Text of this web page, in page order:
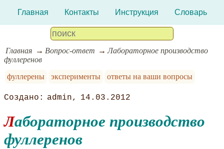
Главная Контакты Инструкция Словарь
Главная Вопрос-ответ
Лабораторное производство
фуллеренов
фуллерены
эксперименты ответы на ваши вопросы
admin 14.03.2012
Лабораторное производство
фуллеренов